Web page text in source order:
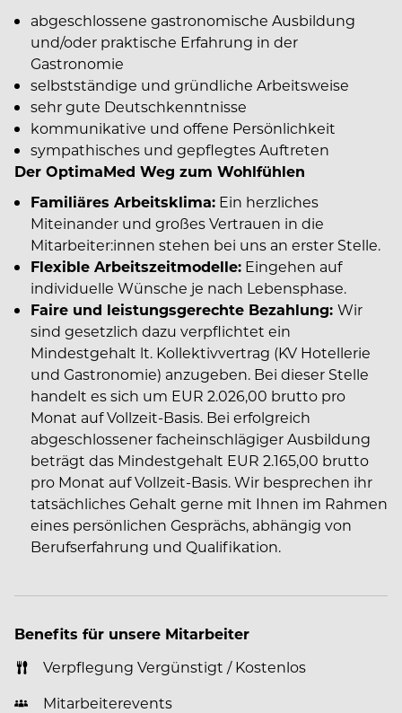
abgeschlossene gastronomische Ausbildung
und/oder praktische Erfahrung in der
Gastronomie
selbstständige und gründliche Arbeitsweise
sehr gute Deutschkenntnisse
kommunikative und offene Persönlichkeit
sympathisches und gepflegtes Auftreten
Der OptimaMed Weg zum Wohlfühlen
Familiäres Arbeitsklima: Ein herzliches
Miteinander und großes Vertrauen in die
Mitarbeiter:innen stehen bei uns an erster Stelle.
Flexible Arbeitszeitmodelle: Eingehen auf
individuelle Wünsche je nach Lebensphase.
Faire und leistungsgerechte Bezahlung: Wir
sind gesetzlich dazu verpflichtet ein
Mindestgehalt lt. Kollektivvertrag (KV Hotellerie
und Gastronomie) anzugeben. Bei dieser Stelle
handelt es sich um EUR 2.026,00 brutto pro
Monat auf Vollzeit-Basis. Bei erfolgreich
abgeschlossener facheinschlägiger Ausbildung
beträgt das Mindestgehalt EUR 2.165,00 brutto
pro Monat auf Vollzeit-Basis. Wir besprechen ihr
tatsächliches Gehalt gerne mit Ihnen im Rahmen
eines persönlichen Gesprächs, abhängig von
Berufserfahrung und Qualifikation.
Benefits für unsere Mitarbeiter
Verpflegung Vergünstigt / Kostenlos
Mitarbeiterevents